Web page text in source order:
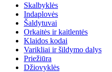
Skalbyklės
Indaplovės
Šaldytuvai
Orkaitės ir kaitlentės
Klaidos kodai
Varikliai ir šildymo dalys
Priežiūra
Džiovyklės